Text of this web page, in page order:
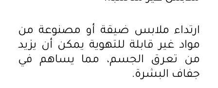
ارتداء ملابس ضيقة أو مصنوعة من
مواد غير قابلة للتهوية يمكن أن يزيد
من تعرق الجسم، مما يساهم في
جفاف البشرة.